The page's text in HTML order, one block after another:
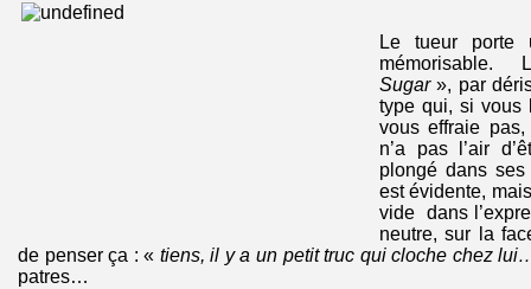
Le tueur porte
mémorisable.
Sugar», par
type qui, si
vous effraie
n’a pas l’air
plongé dans
est évidente,
vide dans
neutre, sur la
de penser ça : « tiens, il y a un petit truc qui cloche chez
patres…